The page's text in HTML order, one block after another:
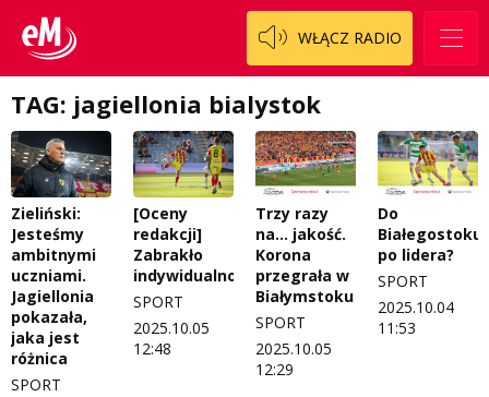
WŁĄCZ RADIO
TAG: jagiellonia bialystok
Zieliński:
Jesteśmy
ambitnymi
uczniami.
Jagiellonia
pokazała,
jaka jest
różnica
SPORT
[Oceny
redakcji]
Zabrakło
indywidualności
SPORT
2025.10.05
12:48
Trzy razy
na… jakość.
Korona
przegrała w
Białymstoku
SPORT
2025.10.05
12:29
Do
po lidera?
SPORT
2025.10.04
11:53